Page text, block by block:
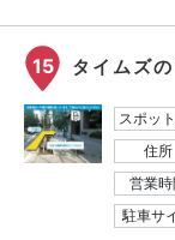
15 タイムズ
スポッ
住所
営業時
駐車サ